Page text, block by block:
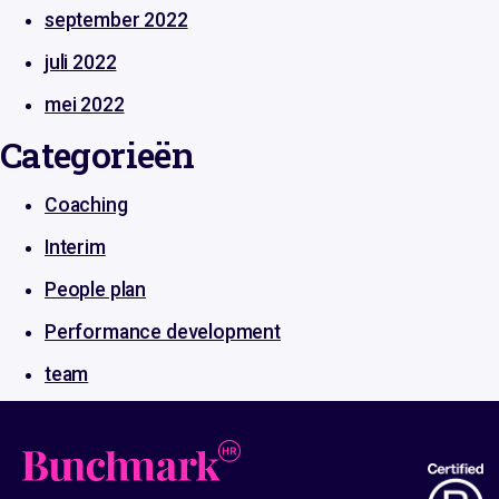
september 2022
juli 2022
mei 2022
Categorieën
Coaching
Interim
People plan
Performance development
team